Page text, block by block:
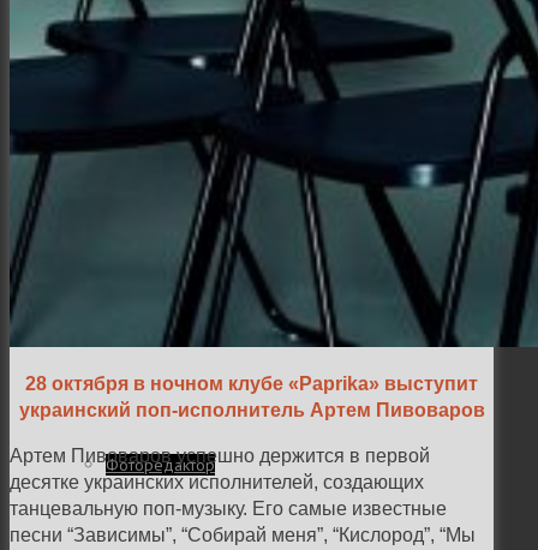
Фуд фотограф
Семейная и детская фотосъемка
Свадебная фотосъёмка
Фоторедактор
28 октября в ночном клубе«Paprika» выступит
украинский поп-исполнитель Артем Пивоваров
Артем Пивоваров успешно держится в первой
десятке украинских исполнителей, создающих
танцевальную поп-музыку. Его самые известные
песни “Зависимы”, “Собирай меня”, “Кислород”, “Мы